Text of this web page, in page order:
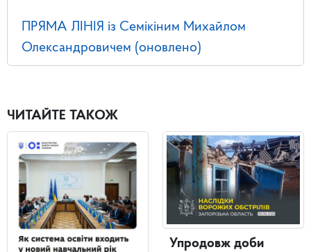
ПРЯМА ЛІНІЯ із Семікіним Михайлом
Олександровичем (оновлено)
ЧИТАЙТЕ ТАКОЖ
Упродовж доби